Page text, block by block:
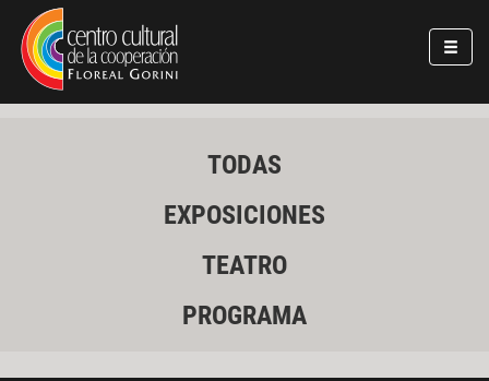
Pasar al contenido principal
Jump to main content
TODAS
EXPOSICIONES
TEATRO
PROGRAMA